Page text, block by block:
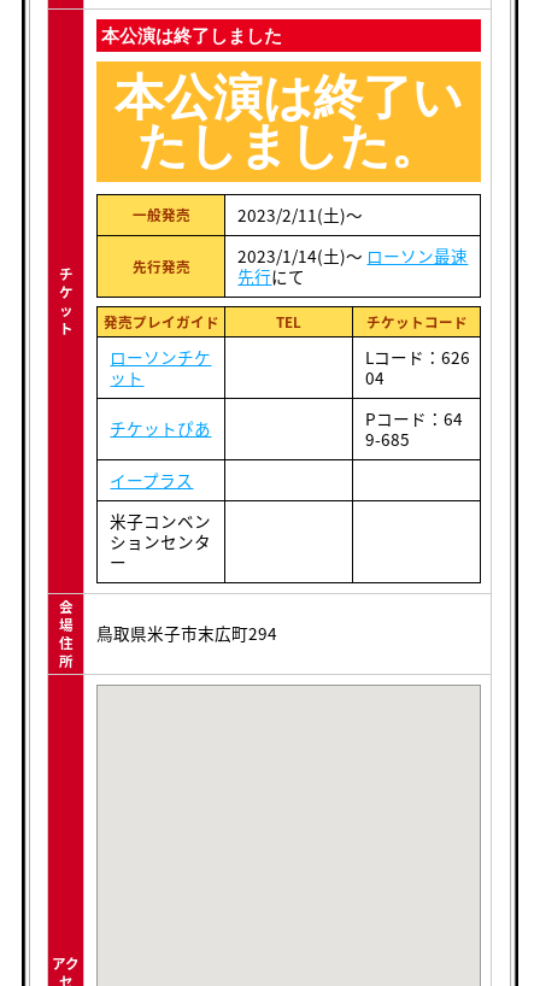
チ
ケ
ッ
ト
本公演は終了しました
本公演は終了い
たしました。
一般発売 2023/2/11(土)〜
先行発売 2023/1/14(土)〜 ローソン最速
先行にて
発売プレイガイド TEL チケットコード
ローソンチケ
ット
Lコード：626
04
チケットぴあ
Pコード：64
9-685
イープラス
米子コンベン
ションセンタ
ー
会
場
住
所
鳥取県米子市末広町294
アク
セ